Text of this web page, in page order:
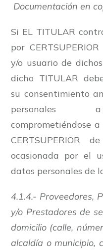
Documentación en
Si EL TITULAR
por
y/o usuario de
dicho TITULAR
su consentimiento
personales a
comprometiéndose
CERTSUPERIOR
ocasionada por el
datos personales de
4.1.4.- Proveedores,
y/o Prestadores de
domicilio (calle,
alcaldía o municipio,